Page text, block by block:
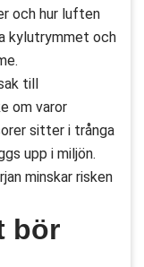
och hur luften
kylutrymmet och
till
om varor
sitter i trånga
upp i miljön.
minskar risken
bör